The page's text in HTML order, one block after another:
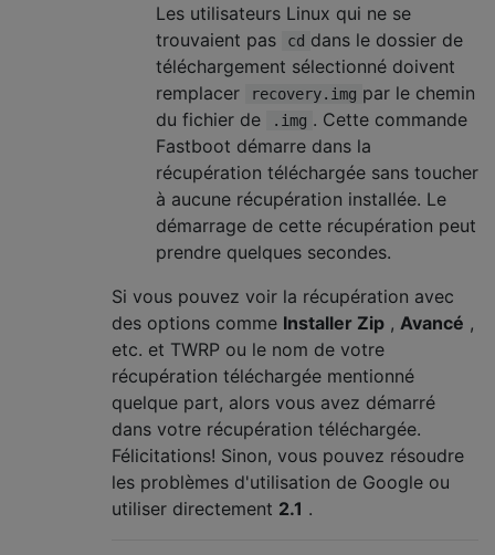
Les utilisateurs Linux qui ne se
trouvaient pas
cd dans le dossier de
téléchargement sélectionné doivent
remplacer
recovery.img par le chemin
du fichier de
.img . Cette commande
Fastboot démarre dans la
récupération téléchargée sans toucher
à aucune récupération installée. Le
démarrage de cette récupération peut
prendre quelques secondes.
Si vous pouvez voir la récupération avec
des options comme Installer Zip , Avancé ,
etc. et TWRP ou le nom de votre
récupération téléchargée mentionné
quelque part, alors vous avez démarré
dans votre récupération téléchargée.
Félicitations! Sinon, vous pouvez résoudre
les problèmes d'utilisation de Google ou
utiliser directement 2.1 .